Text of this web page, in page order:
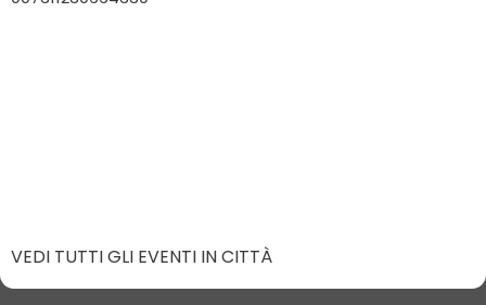
VEDI TUTTI GLI EVENTI IN CITTÀ